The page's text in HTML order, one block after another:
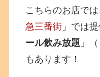
こちらのお店で
急三番街 」では
ール飲み放題 」
もあります！